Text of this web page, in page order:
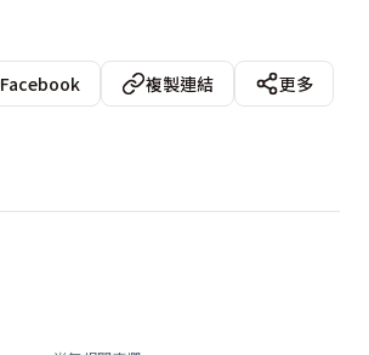
Facebook 複製連結
更多